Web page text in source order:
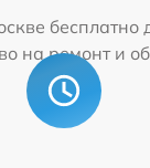
бесплатно
на ремонт и